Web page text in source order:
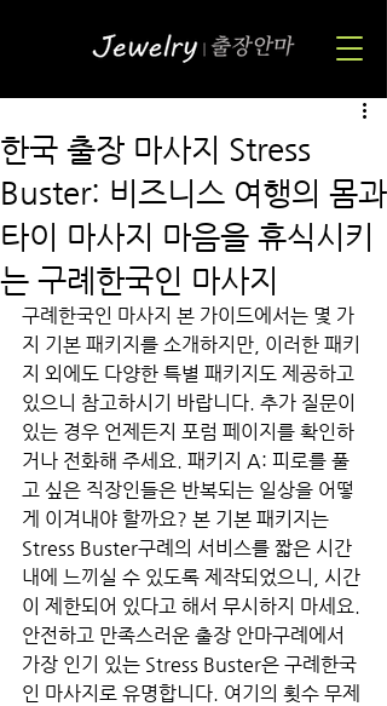
한국 출장 마사지 Stress
Buster: 비즈니스 여행의 몸과
타이 마사지 마음을 휴식시키
는 구례한국인 마사지
구례한국인 마사지 본 가이드에서는 몇 가
지 기본 패키지를 소개하지만, 이러한 패키
지 외에도 다양한 특별 패키지도 제공하고
있으니 참고하시기 바랍니다. 추가 질문이
있는 경우 언제든지 포럼 페이지를 확인하
거나 전화해 주세요. 패키지 A: 피로를 풀
고 싶은 직장인들은 반복되는 일상을 어떻
게 이겨내야 할까요? 본 기본 패키지는
Stress Buster구례의 서비스를 짧은 시간
내에 느끼실 수 있도록 제작되었으니, 시간
이 제한되어 있다고 해서 무시하지 마세요.
안전하고 만족스러운 출장 안마구례에서
가장 인기 있는 Stress Buster은 구례한국
인 마사지로 유명합니다. 여기의 횟수 무제